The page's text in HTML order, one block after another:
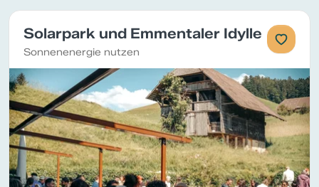
Solarpark und Emmentaler Idylle
Sonnenenergie nutzen